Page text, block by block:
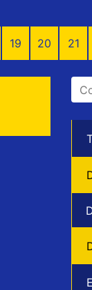
19 20 21